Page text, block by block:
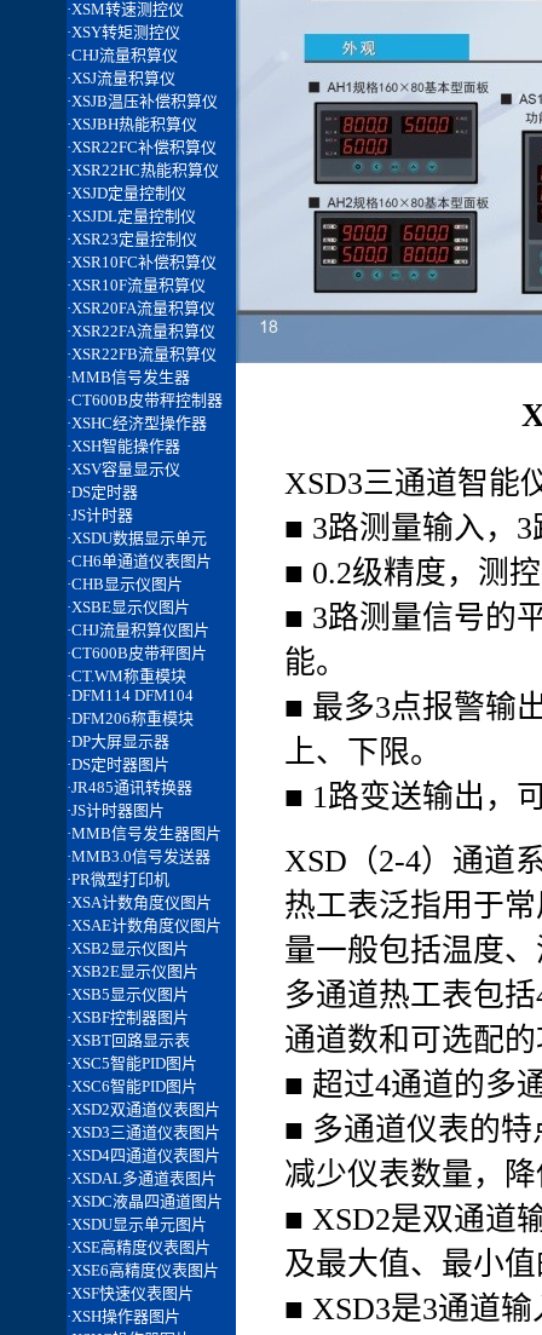
XSD3三通道智能
■ 3路测量输入，
■ 0.2级精度，测
■ 3路测量信号的
能。
■ 最多3点报警输
上、下限。
■ 1路变送输出，
XSD（2-4）通道
热工表泛指用于
量一般包括温度
多通道热工表包
通道数和可选配
■ 超过4通道的多
■ 多通道仪表的
减少仪表数量，
■ XSD2是双通道
及最大值、最小
■ XSD3是3通道